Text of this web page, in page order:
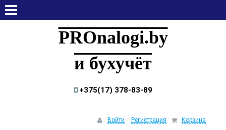
PROnalogi.by
и бухучёт
+375(17) 378-83-89
Войти Регистрация Корзина